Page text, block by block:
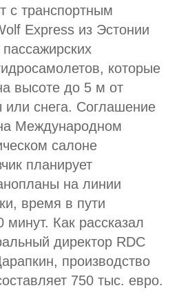
с транспортным
Express из Эстонии
которые
высоте до 5 м от
или снега. Соглашение
Международном
салоне
планирует
на линии
время в пути
минут. Как рассказал
директор RDC
производство
750 тыс. евро.